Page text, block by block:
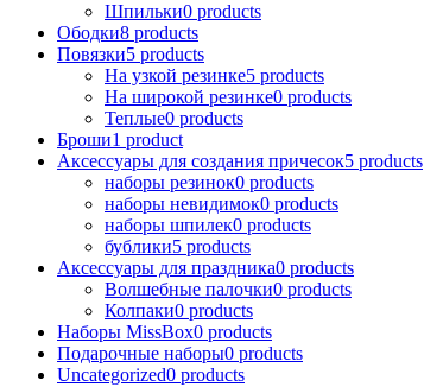
Шпильки0 products
Ободки8 products
Повязки5 products
На узкой резинке5 products
На широкой резинке0 products
Теплые0 products
Броши1 product
Аксессуары для создания причесок5 products
наборы резинок0 products
наборы невидимок0 products
наборы шпилек0 products
бублики5 products
Аксессуары для праздника0 products
Волшебные палочки0 products
Колпаки0 products
Наборы MissBox0 products
Подарочные наборы0 products
Uncategorized0 products